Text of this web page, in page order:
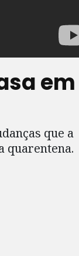
em
que a
quarentena.